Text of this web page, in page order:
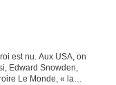
est nu. Aux USA, on
Edward Snowden,
Le Monde, « la